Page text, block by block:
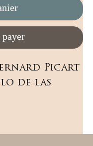
Picart
de las